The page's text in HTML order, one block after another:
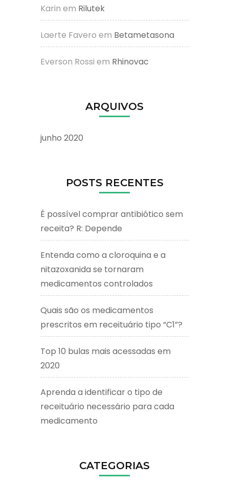
Karin em Rilutek
Laerte Favero em Betametasona
Everson Rossi em Rhinovac
ARQUIVOS
junho 2020
POSTS RECENTES
É possível comprar antibiótico sem
receita? R: Depende
Entenda como a cloroquina e a
nitazoxanida se tornaram
medicamentos controlados
Quais são os medicamentos
prescritos em receituário tipo “C1”?
Top 10 bulas mais acessadas em
2020
Aprenda a identificar o tipo de
receituário necessário para cada
medicamento
CATEGORIAS